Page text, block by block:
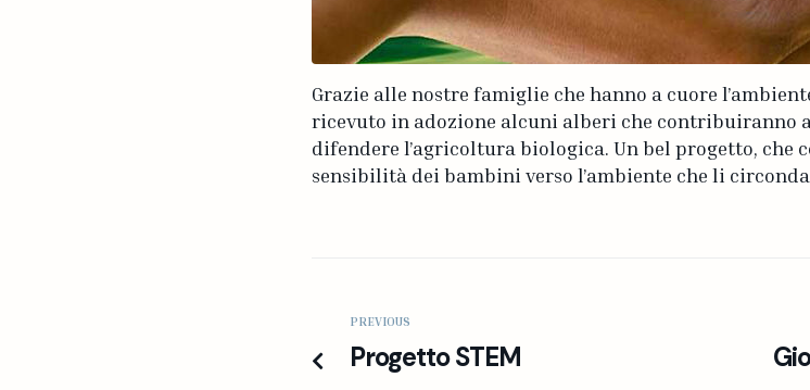
Grazie alle nostre famiglie che hanno a cuore
ricevuto in adozione alcuni alberi che contribuiranno
difendere l’agricoltura biologica. Un bel progetto, che
sensibilità dei bambini verso l’ambiente che li
PREVIOUS
Progetto STEM